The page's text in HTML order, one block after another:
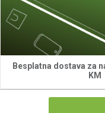
Besplatna dostava za
KM
Cijena
0 - 1.000 KM
Naziv ili šifra